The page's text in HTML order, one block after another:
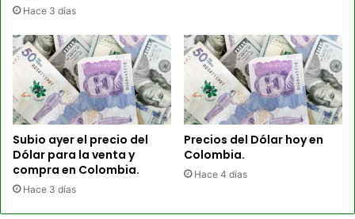
Hace 3 días
Subio ayer el precio del
Dólar para la venta y
compra en Colombia.
Hace 3 días
Precios del Dólar hoy en
Colombia.
Hace 4 días